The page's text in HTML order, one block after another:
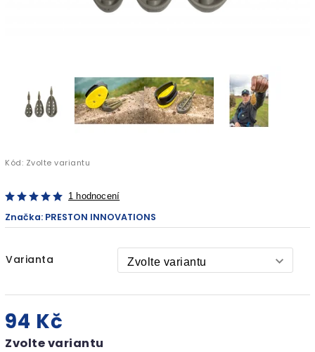
Kód: Zvolte variantu
1 hodnocení
Značka: PRESTON INNOVATIONS
Varianta
94 Kč
Zvolte variantu